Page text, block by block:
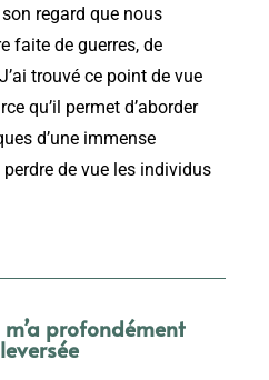
regard que nous
faite de guerres, de
trouvé ce point de vue
qu’il permet d’aborder
d’une immense
de vue les individus
profondément